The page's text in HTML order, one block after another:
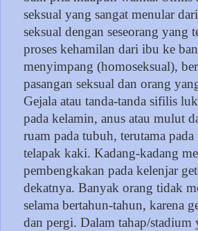
seksual yang sangat menular
seksual dengan seseorang yang
proses kehamilan dari ibu ke
menyimpang (homoseksual),
pasangan seksual dan orang
Gejala atau tanda-tanda sifilis
pada kelamin, anus atau mulut
ruam pada tubuh, terutama pada
telapak kaki. Kadang-kadang
pembengkakan pada kelenjar
dekatnya. Banyak orang tidak
selama bertahun-tahun, karena
dan pergi. Dalam tahap/stadium